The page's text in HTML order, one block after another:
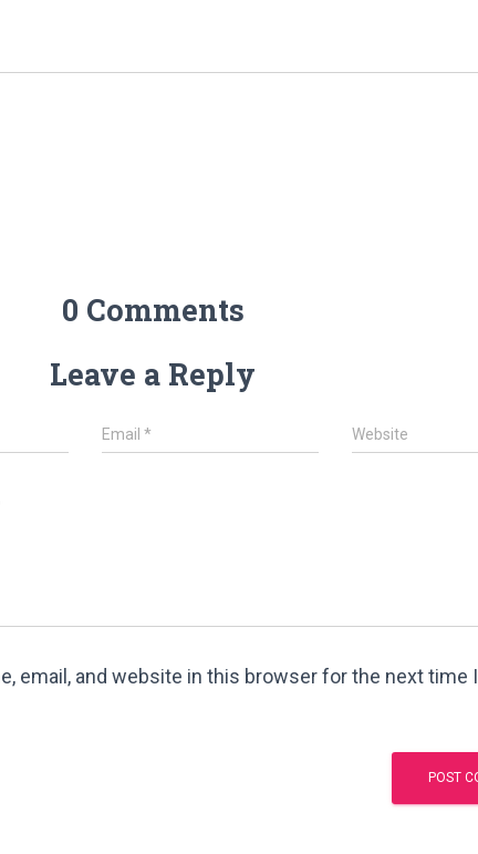
0 Comments
Leave a Reply
Email* Website
email, and website in this browser for the next time I